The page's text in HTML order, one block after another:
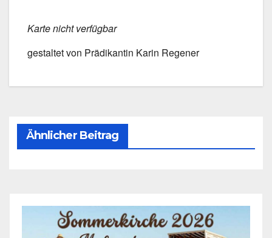
Kar­te nicht ver­füg­bar
gestal­tet von Prä­di­kan­tin Karin Rege­ner
Ähnlicher Beitrag